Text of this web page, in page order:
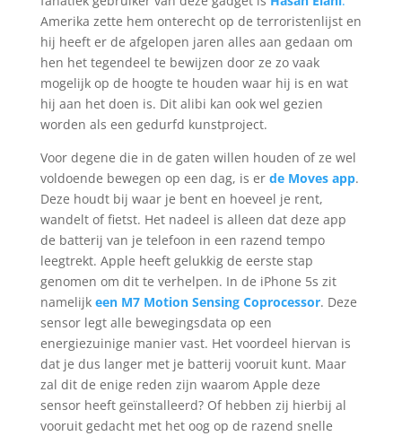
Amerika zette hem onterecht op de terroristenlijst en
hij heeft er de afgelopen jaren alles aan gedaan om
hen het tegendeel te bewijzen door ze zo vaak
mogelijk op de hoogte te houden waar hij is en wat
hij aan het doen is. Dit alibi kan ook wel gezien
worden als een gedurfd kunstproject.
Voor degene die in de gaten willen houden of ze wel
voldoende bewegen op een dag, is er de Moves app.
Deze houdt bij waar je bent en hoeveel je rent,
wandelt of fietst. Het nadeel is alleen dat deze app
de batterij van je telefoon in een razend tempo
leegtrekt. Apple heeft gelukkig de eerste stap
genomen om dit te verhelpen. In de iPhone 5s zit
namelijk een M7 Motion Sensing Coprocessor. Deze
sensor legt alle bewegingsdata op een
energiezuinige manier vast. Het voordeel hiervan is
dat je dus langer met je batterij vooruit kunt. Maar
zal dit de enige reden zijn waarom Apple deze
sensor heeft geïnstalleerd? Of hebben zij hierbij al
vooruit gedacht met het oog op de razend snelle